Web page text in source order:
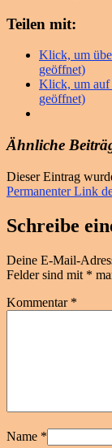
Teilen mit:
Klick, um
geöffnet)
Klick, um auf
geöffnet)
Ähnliche
Dieser Eintrag
Permanenter Link
Schreibe
Deine E-Mail-
Felder sind mit *
Kommentar *
Name *